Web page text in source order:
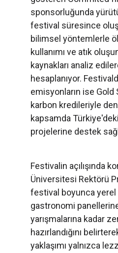
sponsorluğunda
festival süresince
bilimsel yöntemlerle
kullanımı ve atık
kaynakları analiz
hesaplanıyor.
emisyonların ise Gold
karbon kredileriyle
kapsamda
projelerine destek
Festivalin açılışında
Üniversitesi Rektörü
festival boyunca yerel
gastronomi
yarışmalarına kadar
hazırlandığını
yaklaşımı yalnızca